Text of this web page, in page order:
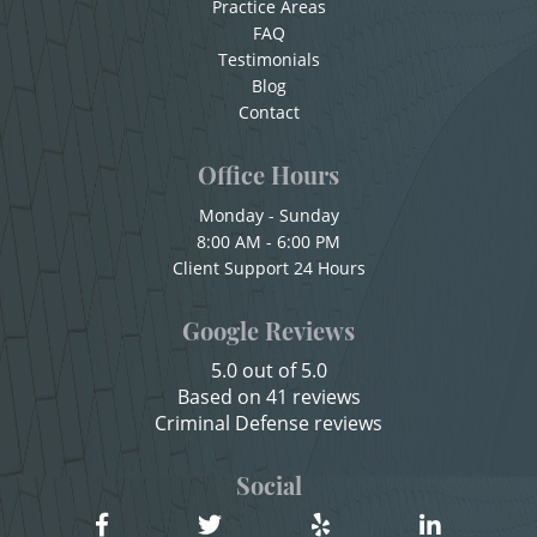
Sexual Battery
Statutory Rape
Burglary
Burglary of a Safe or Vault
Grand Theft Auto
Petty Theft
Receiving Stolen Property
Cuarta Ofensa De DUI
Child Endangerment
Child Pornography
Credit Card Fraud
Criminal Threats
Damaging Phone, Electrical Or Utility Lines
Practice Areas
FAQ
Testimonials
Blog
Contact
Office Hours
Monday - Sunday
8:00 AM - 6:00 PM
Client Support 24 Hours
Google Reviews
5.0 out of 5.0
Based on 41 reviews
Criminal Defense reviews
Social